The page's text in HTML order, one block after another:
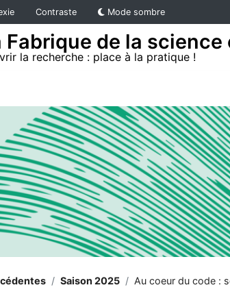
Contraste Mode sombre
Fabrique de la science
la recherche : place à la pratique !
/ Saison 2025 / Au coeur du code :